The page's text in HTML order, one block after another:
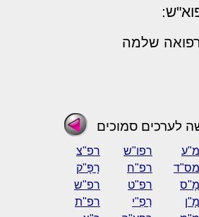
רפואה שלמה
לערכים סמוכים
רפו"ש
רפ"צ
רפ"ח
רָפָּ"ק
רפ"ט
רפ"ש
רַפִ"י
רפ"ת